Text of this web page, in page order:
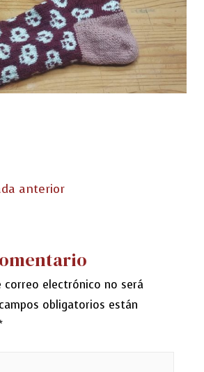
anterior
correo electrónico no será
obligatorios están